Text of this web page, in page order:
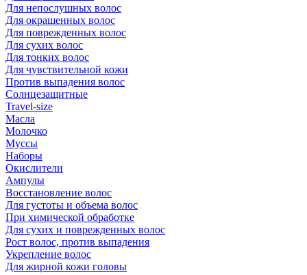
Для непослушных волос
Для окрашенных волос
Для поврежденных волос
Для сухих волос
Для тонких волос
Для чувствительной кожи
Против выпадения волос
Солнцезащитные
Travel-size
Масла
Молочко
Муссы
Наборы
Окислители
Ампулы
Восстановление волос
Для густоты и объема волос
При химической обработке
Для сухих и поврежденных волос
Рост волос, против выпадения
Укрепление волос
Для жирной кожи головы